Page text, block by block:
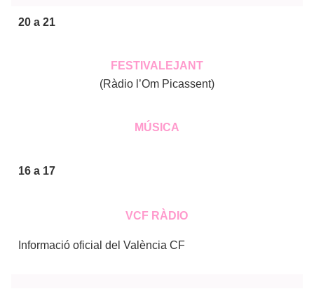
20 a 21
FESTIVALEJANT
(Ràdio l’Om Picassent)
MÚSICA
16 a 17
VCF RÀDIO
Informació oficial del València CF